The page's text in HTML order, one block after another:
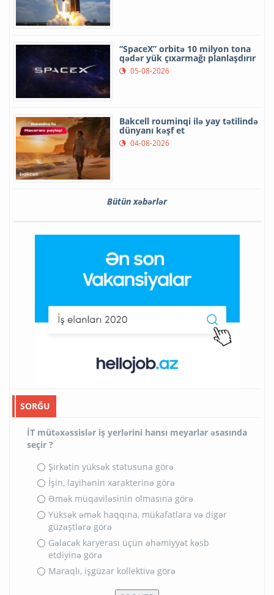
“SpaceX” orbitə 10 milyon tona
qədər yük çıxarmağı planlaşdırır
05-08-2026
Bakcell rouminqi ilə yay tətilində
dünyanı kəşf et
04-08-2026
Bütün xəbərlər
SORĞU
İT mütəxəssislər iş yerlərini hansı meyarlar əsasında
seçir ?
Şirkətin yüksək statusuna görə
İşin, layihənin xarakterinə görə
Əmək müqaviləsinin olmasına görə
Yüksək əmək haqqına, mükafatlara və digər
güzəştlərə görə
Gələcək karyerası üçün əhəmiyyət kəsb
etdiyinə görə
Maraqlı, işgüzar kollektivə görə